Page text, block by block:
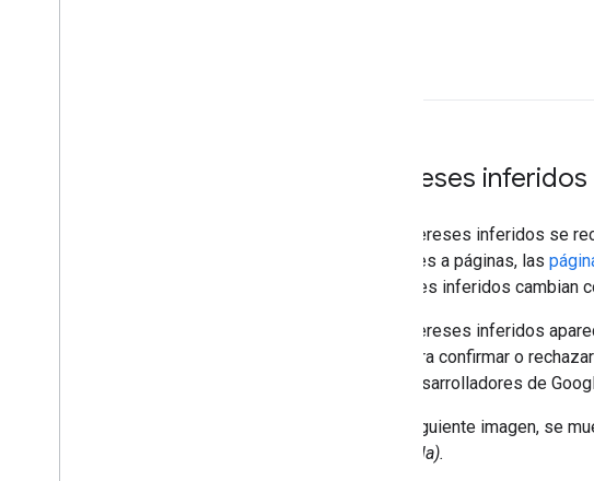
Intereses inferidos
Los intereses inferidos se
recientes a páginas, las
intereses inferidos cambian
Los intereses inferidos
usar para confirmar o
para desarrolladores de
En la siguiente imagen, se
ampliarla).